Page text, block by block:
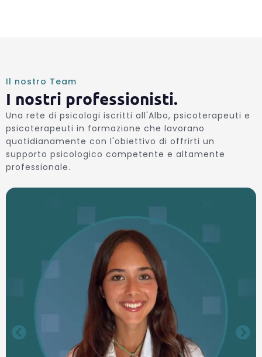
Il nostro Team
I nostri professionisti.
Una rete di psicologi iscritti all'Albo, psicoterapeuti e
psicoterapeuti in formazione che lavorano
quotidianamente con l'obiettivo di offrirti un
supporto psicologico competente e altamente
professionale.